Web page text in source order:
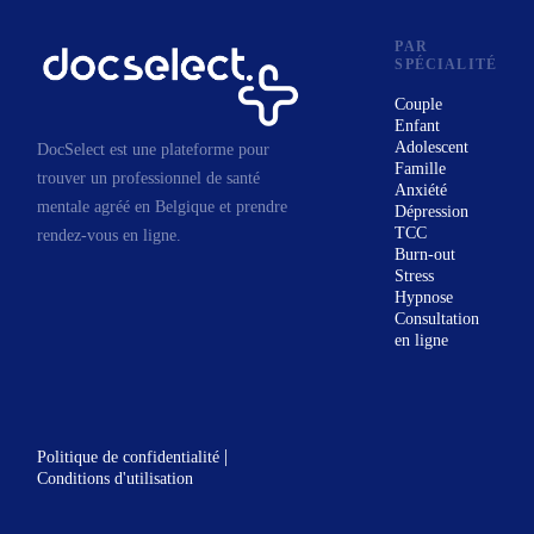
Et ce dans un espace où l’écoute,
l’empathie, la considération
positive inconditionelle et la
bienveillance sont de mises. Mon
vous écouter et à vous
consulter un thérapeute peut
s’avérer être une étape difficile à
DocSelect est une plateforme pour
trouver un professionnel de santé
mentale agréé en Belgique et prendre
rendez-vous en ligne.
PAR
SPÉCIALITÉ
Couple
Enfant
Adolescent
Famille
Anxiété
Dépression
TCC
Burn-out
Stress
Hypnose
Consultation
en ligne
Politique de confidentialité |
Conditions d'utilisation